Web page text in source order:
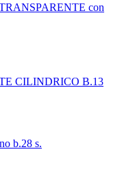
con
CILINDRICO B.13
b.28 s.